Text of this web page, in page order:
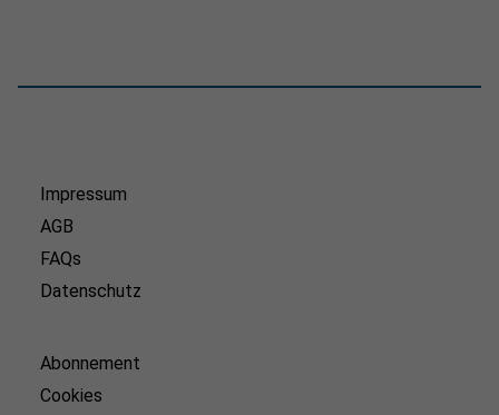
Impressum
AGB
FAQs
Datenschutz
Abonnement
Cookies